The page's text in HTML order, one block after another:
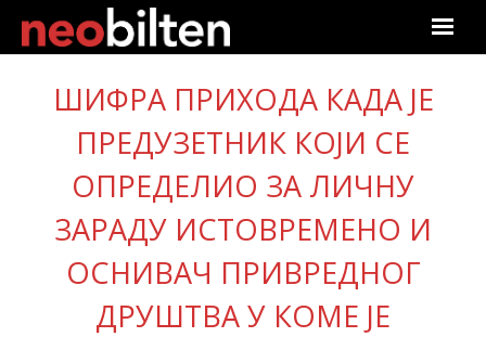
Почетна
Претрага
Актуелно
Подаци
ШИФРА ПРИХОДА КАДА ЈЕ
ПРЕДУЗЕТНИК КОЈИ СЕ
ОПРЕДЕЛИО ЗА ЛИЧНУ
ЗАРАДУ ИСТОВРЕМЕНО И
ОСНИВАЧ ПРИВРЕДНОГ
ДРУШТВА У КОМЕ ЈЕ